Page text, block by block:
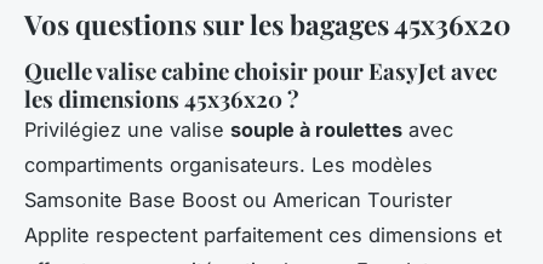
Vos questions sur les bagages 45x36x20
Quelle valise cabine choisir pour EasyJet avec
les dimensions 45x36x20 ?
Privilégiez une valise souple à roulettes avec
compartiments organisateurs. Les modèles
Samsonite Base Boost ou American Tourister
Applite respectent parfaitement ces dimensions et